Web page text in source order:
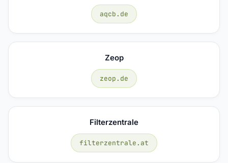
aqcb.de
Zeop
zeop.de
Filterzentrale
filterzentrale.at